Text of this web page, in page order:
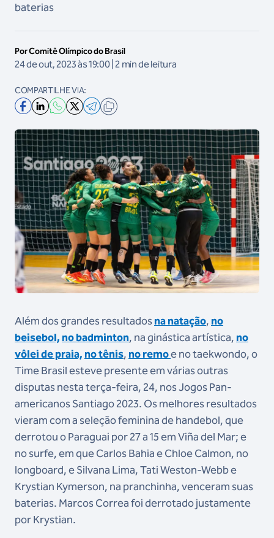
baterias
Por Comitê Olímpico do Brasil
24 de out, 2023 às 19:00 | 2 min de leitura
COMPARTILHE VIA:
Além dos grandes resultadosna natação, no
beisebol, no badminton, na ginástica artística, no
vôlei de praia, no tênis, no remoe no taekwondo, o
Time Brasil esteve presente em várias outras
disputas nesta terça-feira, 24, nos Jogos Pan-
americanos Santiago 2023. Os melhores resultados
vieram com a seleção feminina de handebol, que
derrotou o Paraguai por 27 a 15 em Viña del Mar; e
no surfe, em que Carlos Bahia e Chloe Calmon, no
longboard, e Silvana Lima, Tati Weston-Webb e
Krystian Kymerson, na pranchinha, venceram suas
baterias. Marcos Correa foi derrotado justamente
por Krystian.